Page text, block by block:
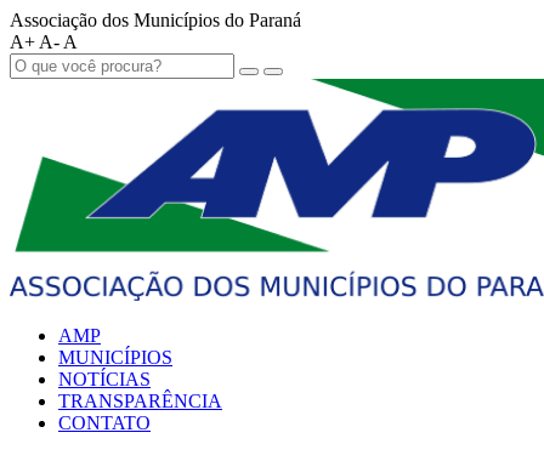
Associação dos Municípios do Paraná
A+ A- A
AMP
MUNICÍPIOS
NOTÍCIAS
TRANSPARÊNCIA
CONTATO